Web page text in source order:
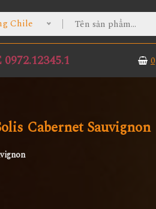
Chile
0
Cabernet Sauvignon